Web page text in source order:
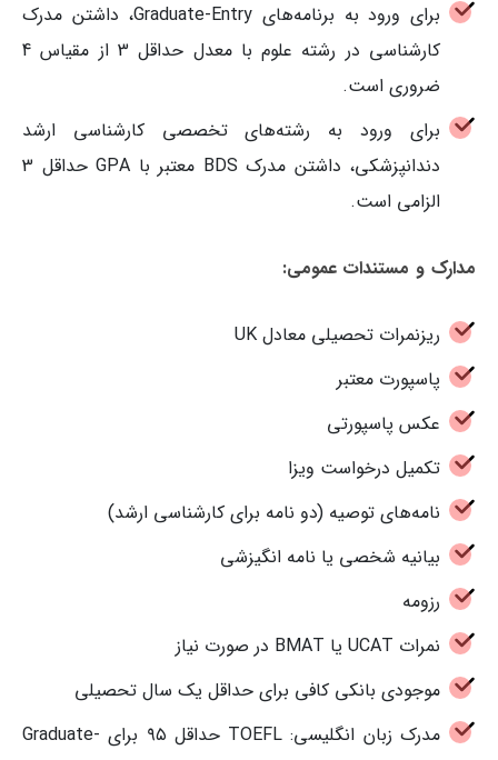
برای ورود به برنامه‌های Graduate-Entry، داشتن مدرک
کارشناسی در رشته علوم با معدل حداقل 3 از مقیاس 4
ضروری است.
برای ورود به رشته‌های تخصصی کارشناسی ارشد
دندانپزشکی، داشتن مدرک BDS معتبر با GPA حداقل 3
الزامی است.
مدارک و مستندات عمومی:
ریزنمرات تحصیلی معادل UK
پاسپورت معتبر
عکس پاسپورتی
تکمیل درخواست ویزا
نامه‌های توصیه (دو نامه برای کارشناسی ارشد)
بیانیه شخصی یا نامه انگیزشی
رزومه
نمرات UCAT یا BMAT در صورت نیاز
موجودی بانکی کافی برای حداقل یک سال تحصیلی
مدرک زبان انگلیسی: TOEFL حداقل ۹۵ برای Graduate-